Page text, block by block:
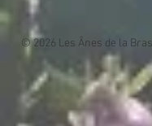
© 2026 Les Ânes de la